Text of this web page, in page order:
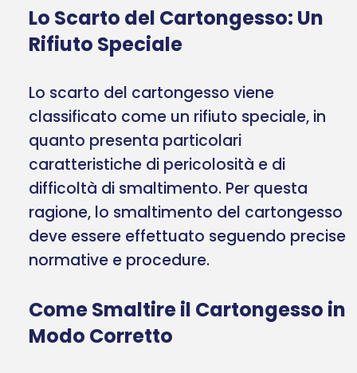
Lo Scarto del Cartongesso: Un
Rifiuto Speciale
Lo scarto del cartongesso viene
classificato come un rifiuto speciale, in
quanto presenta particolari
caratteristiche di pericolosità e di
difficoltà di smaltimento. Per questa
ragione, lo smaltimento del cartongesso
deve essere effettuato seguendo precise
normative e procedure.
Come Smaltire il Cartongesso in
Modo Corretto